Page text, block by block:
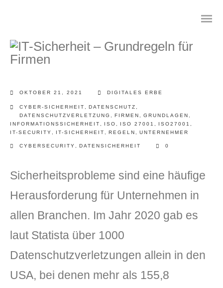
Das digitale Testament
Digitale Vorsorge
Digitaler Nachlass
OKTOBER 21, 2021 DIGITALES ERBE
CYBER-SICHERHEIT DATENSCHUTZ
DATENSCHUTZVERLETZUNG
FIRMEN GRUNDLAGEN
INFORMATIONSSICHERHEIT
ISO ISO 27001 ISO27001
IT-SECURITY
IT-SICHERHEIT REGELN UNTERNEHMER
CYBERSECURITY DATENSICHERHEIT 0
Sicherheitsprobleme sind eine häufige
Herausforderung für Unternehmen in
allen Branchen. Im Jahr 2020 gab es
laut Statista über 1000
Datenschutzverletzungen allein in den
USA, bei denen mehr als 155,8